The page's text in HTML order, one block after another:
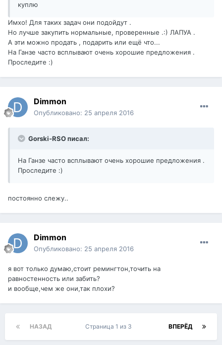
куплю
Имхо! Для таких задач они подойдут .
Но лучше закупить нормальные, проверенные .:) ЛАПУА .
А эти можно продать , подарить или ещё что...
На Ганзе часто всплывают очень хорошие предложения .
Проследите :)
Dimmon
Опубликовано: 25 апреля 2016
Gorski-RSO писал:
На Ганзе часто всплывают очень хорошие предложения .
Проследите :)
постоянно слежу..
Dimmon
Опубликовано: 25 апреля 2016
я вот только думаю,стоит ремингтон,точить на
равностенность или забить?
и вообще,чем же они,так плохи?
НАЗАД ВПЕРЁД
Страница 1 из 3